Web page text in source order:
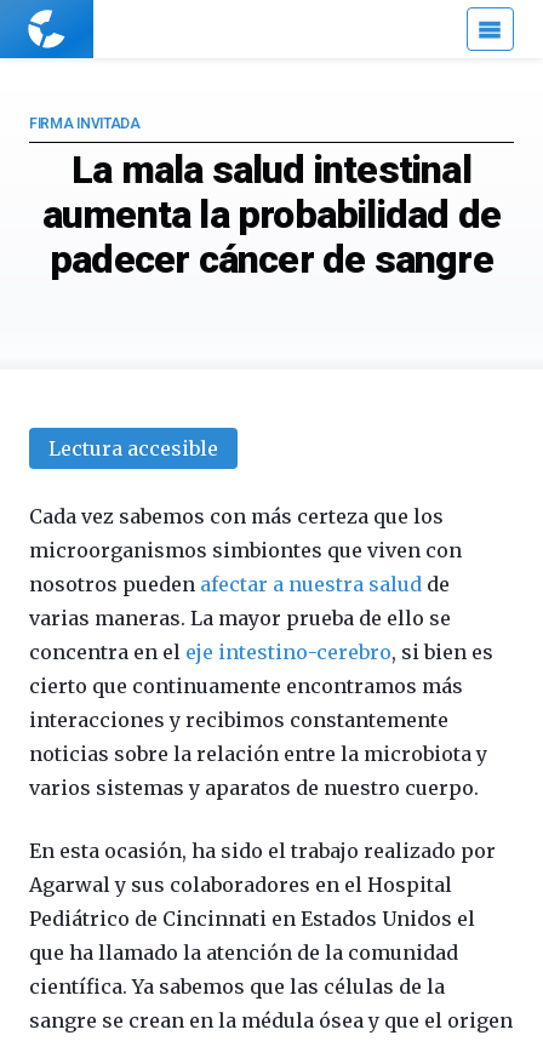
Cuaderno
La mala salud intestinal
aumenta la probabilidad de
padecer cáncer de sangre
FIRMA INVITADA
Lectura accesible
Cada vez sabemos con más certeza que los
microorganismos simbiontes que viven con
nosotros pueden afectar a nuestra salud de
varias maneras. La mayor prueba de ello se
concentra en el eje intestino-cerebro, si bien es
cierto que continuamente encontramos más
interacciones y recibimos constantemente
noticias sobre la relación entre la microbiota y
varios sistemas y aparatos de nuestro cuerpo.
En esta ocasión, ha sido el trabajo realizado por
Agarwal y sus colaboradores en el Hospital
Pediátrico de Cincinnati en Estados Unidos el
que ha llamado la atención de la comunidad
científica. Ya sabemos que las células de la
sangre se crean en la médula ósea y que el origen